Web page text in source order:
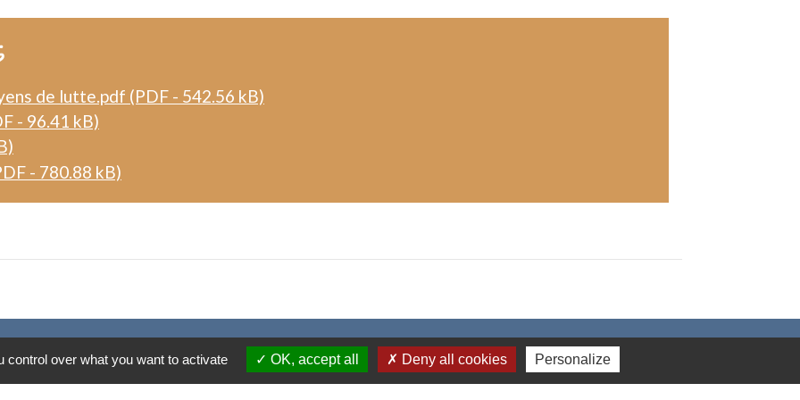
de lutte.pdf (PDF - 542.56 kB)
- 96.41 kB)
- 780.88 kB)
Contacts
Commune de Plouharnel
over what you want to activate OK, accept all Deny all cookies Personalize